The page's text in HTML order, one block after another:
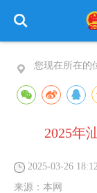
您现在所在的
2025年
2025-03-26 18:12
来源： 本网